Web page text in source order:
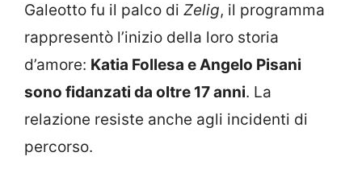
Galeotto fu il palco di Zelig, il programma
rappresentò l’inizio della loro storia
d’amore: Katia Follesa e Angelo Pisani
sono fidanzati da oltre 17 anni. La
relazione resiste anche agli incidenti di
percorso.